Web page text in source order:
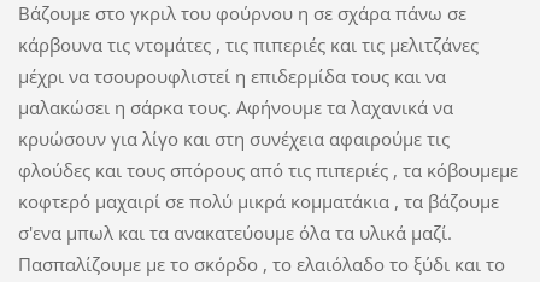
Βάζουμε στο γκριλ του φούρνου η σε σχάρα πάνω σε
κάρβουνα τις ντομάτες , τις πιπεριές και τις μελιτζάνες
μέχρι να τσουρουφλιστεί η επιδερμίδα τους και να
μαλακώσει η σάρκα τους. Αφήνουμε τα λαχανικά να
κρυώσουν για λίγο και στη συνέχεια αφαιρούμε τις
φλούδες και τους σπόρους από τις πιπεριές , τα κόβουμεμε
κοφτερό μαχαιρί σε πολύ μικρά κομματάκια , τα βάζουμε
σ'ενα μπωλ και τα ανακατεύουμε όλα τα υλικά μαζί.
Πασπαλίζουμε με το σκόρδο , το ελαιόλαδο το ξύδι και το